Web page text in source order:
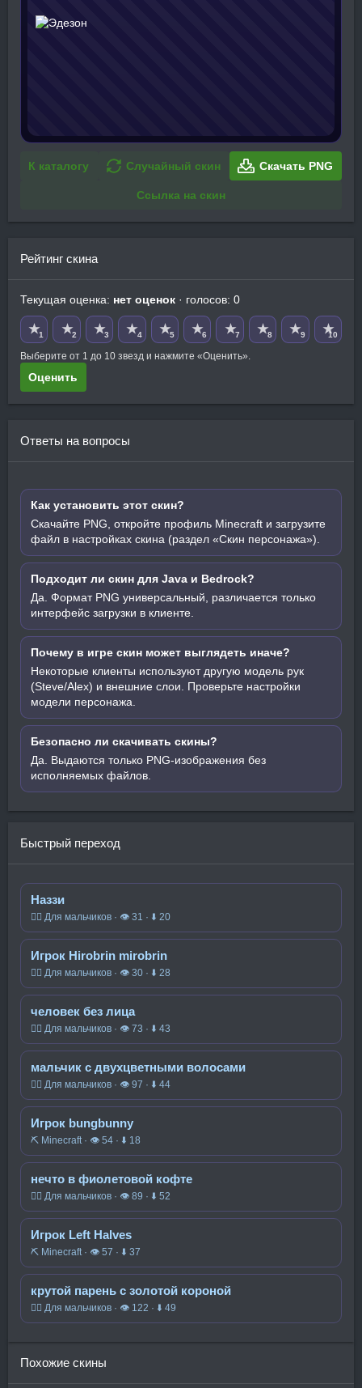
К каталогу Случайный скин Скачать PNG
Ссылка на скин
Рейтинг скина
Текущая оценка: нет оценок · голосов: 0
★1 ★2 ★3 ★4 ★5 ★6 ★7 ★8 ★9 ★10
Выберите от 1 до 10 звезд и нажмите «Оценить».
Оценить
Ответы на вопросы
Как установить этот скин?
Скачайте PNG, откройте профиль Minecraft и загрузите
файл в настройках скина (раздел «Скин персонажа»).
Подходит ли скин для Java и Bedrock?
Да. Формат PNG универсальный, различается только
интерфейс загрузки в клиенте.
Почему в игре скин может выглядеть иначе?
Некоторые клиенты используют другую модель рук
(Steve/Alex) и внешние слои. Проверьте настройки
модели персонажа.
Безопасно ли скачивать скины?
Да. Выдаются только PNG-изображения без
исполняемых файлов.
Быстрый переход
Наззи
🧍‍♂️ Для мальчиков · 👁 31 · ⬇ 20
Игрок Hirobrin mirobrin
🧍‍♂️ Для мальчиков · 👁 30 · ⬇ 28
человек без лица
🧍‍♂️ Для мальчиков · 👁 73 · ⬇ 43
мальчик с двухцветными волосами
🧍‍♂️ Для мальчиков · 👁 97 · ⬇ 44
Игрок bungbunny
⛏️ Minecraft · 👁 54 · ⬇ 18
нечто в фиолетовой кофте
🧍‍♂️ Для мальчиков · 👁 89 · ⬇ 52
Игрок Left Halves
⛏️ Minecraft · 👁 57 · ⬇ 37
крутой парень с золотой короной
🧍‍♂️ Для мальчиков · 👁 122 · ⬇ 49
Похожие скины